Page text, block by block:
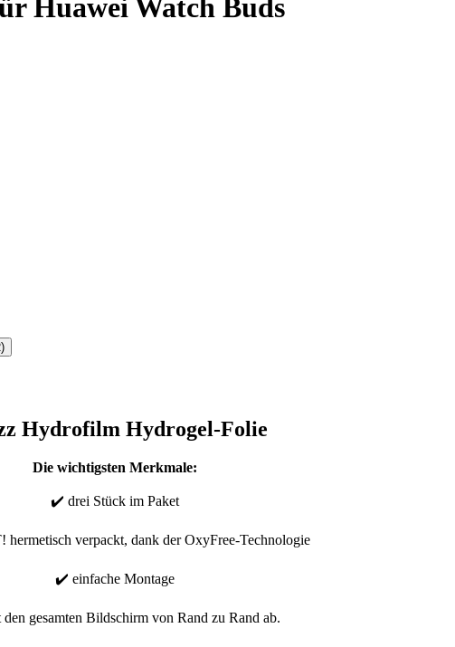
Huawei Watch Buds
Hydrofilm Hydrogel-Folie
Die wichtigsten Merkmale:
✔️ drei Stück im Paket
verpackt, dank der OxyFree-Technologie
✔️ einfache Montage
gesamten Bildschirm von Rand zu Rand ab.